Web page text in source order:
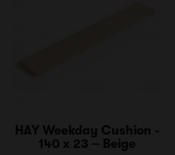
HAY Weekday Cushion -
140 x 23 – Beige